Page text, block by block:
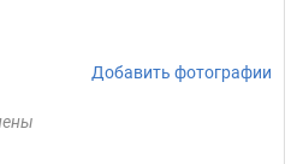
Добавить фотографии